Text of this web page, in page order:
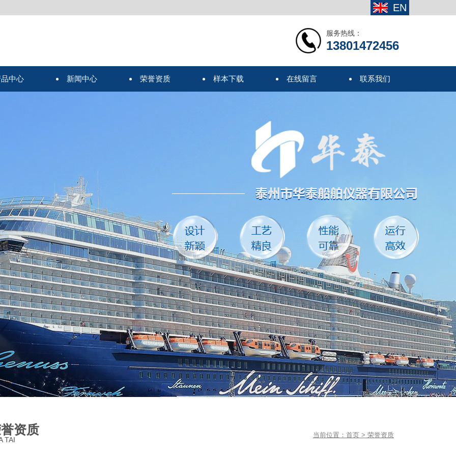
EN
服务热线：
13801472456
中心 新闻中心 荣誉资质 样本下载 在线留言 联系我们
资质
TAI
当前位置： 首页 > 荣誉资质